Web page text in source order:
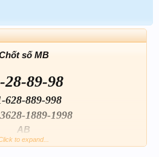
số MB
28-89-98
628-889-998
1889-1998
AB
to expand...